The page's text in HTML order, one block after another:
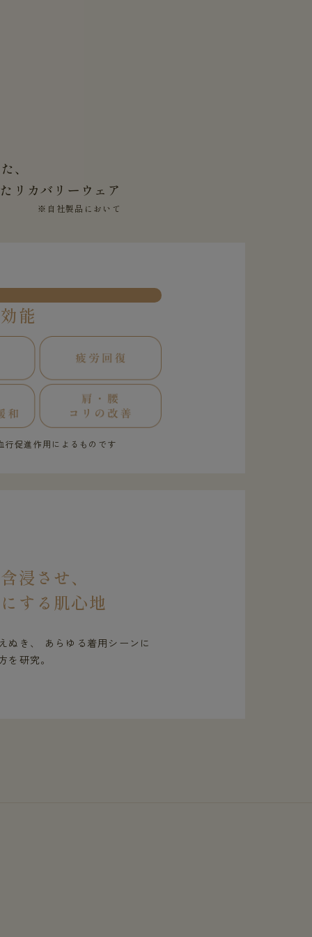
、
リカバリーウェア
※自社製品において
能
促進作用によるものです
浸させ、
する肌心地
ぬき、 あらゆる着用シーンに
を研究。